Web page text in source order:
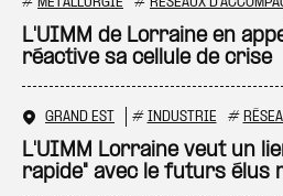
L'UIMM de Lorraine en
réactive sa cellule de crise
GRAND EST # INDUSTRIE #
L'UIMM Lorraine veut un
rapide" avec le futurs élus